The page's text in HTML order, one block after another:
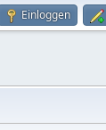
Einloggen